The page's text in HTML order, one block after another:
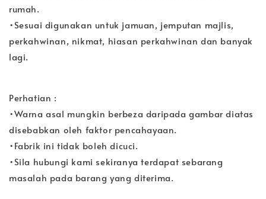
rumah.
•Sesuai digunakan untuk jamuan, jemputan majlis,
perkahwinan, nikmat, hiasan perkahwinan dan banyak
lagi.
Perhatian :
•Warna asal mungkin berbeza daripada gambar diatas
disebabkan oleh faktor pencahayaan.
•Fabrik ini tidak boleh dicuci.
•Sila hubungi kami sekiranya terdapat sebarang
masalah pada barang yang diterima.